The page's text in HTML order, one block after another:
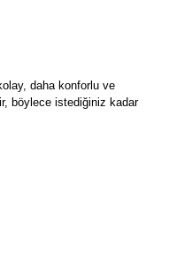
daha konforlu ve
böylece istediğiniz kadar